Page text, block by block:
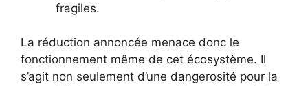
fragiles.
La réduction annoncée menace donc le
fonctionnement même de cet écosystème. Il
s’agit non seulement d’une dangerosité pour la